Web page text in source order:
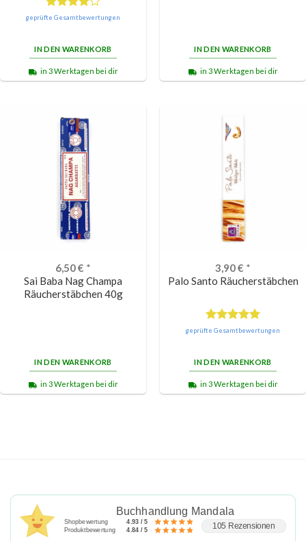
Bewertet
geprüfte Gesamtbewertungen
IN DEN WARENKORB
in 3 Werktagen bei dir
IN DEN WARENKORB
in 3 Werktagen bei dir
6,50€ *
Sai Baba Nag Champa
Räucherstäbchen 40g
IN DEN WARENKORB
in 3 Werktagen bei dir
3,90€ *
Palo Santo Räucherstäbchen
Bewertet
geprüfte Gesamtbewertungen
IN DEN WARENKORB
in 3 Werktagen bei dir
Buchhandlung Mandala
Shopbewertung 4.93 / 5
Produktbewertung 4.84 / 5 105 Rezensionen